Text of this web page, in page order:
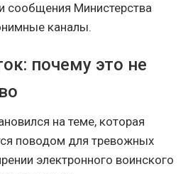
сообщения Министерства
каналы.
почему это не
на теме, которая
поводом для тревожных
электронного воинского